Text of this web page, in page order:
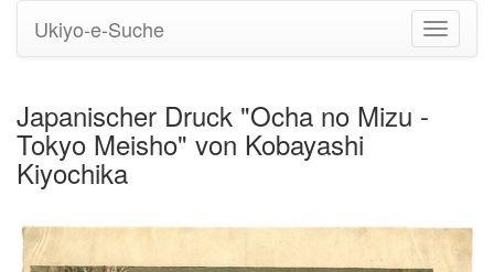
Ukiyo-e-Suche
Japanischer Druck "Ocha no Mizu -
Tokyo Meisho" von Kobayashi
Kiyochika